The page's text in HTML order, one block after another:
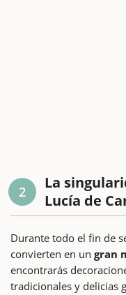
2
La
Lucía de
Durante todo el fin de
convierten en un gran
encontrarás
tradicionales y delicias